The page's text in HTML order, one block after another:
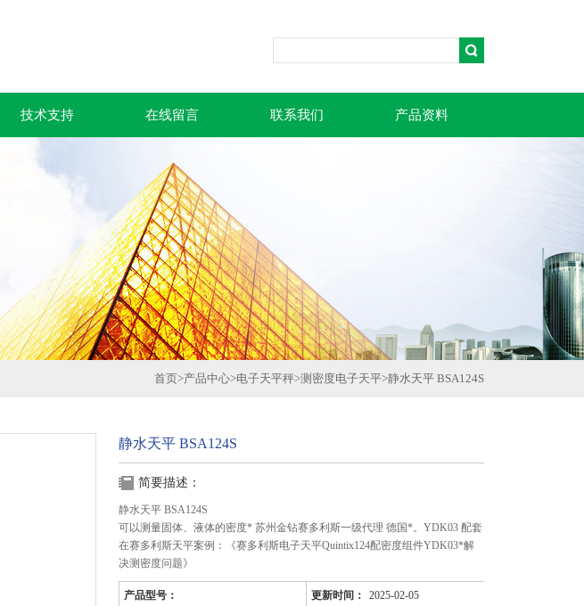
技术支持 在线留言 联系我们 产品资料
首页>产品中心>电子天平秤>测密度电子天平>静水天平 BSA124S
静水天平 BSA124S
简要描述：
静水天平 BSA124S
可以测量固体、液体的密度* 苏州金钻赛多利斯一级代理 德国*。YDK03 配套
在赛多利斯天平案例：《赛多利斯电子天平Quintix124配密度组件YDK03*解
决测密度问题》
产品型号： 更新时间： 2025-02-05